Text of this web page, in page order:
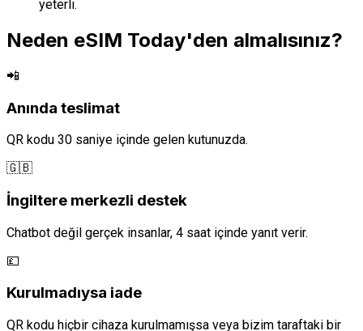
yeterli.
Neden eSIM Today'den almalısınız?
📲
Anında teslimat
QR kodu 30 saniye içinde gelen kutunuzda.
🇬🇧
İngiltere merkezli destek
Chatbot değil gerçek insanlar, 4 saat içinde yanıt verir.
💷
Kurulmadıysa iade
QR kodu hiçbir cihaza kurulmamışsa veya bizim taraftaki bir